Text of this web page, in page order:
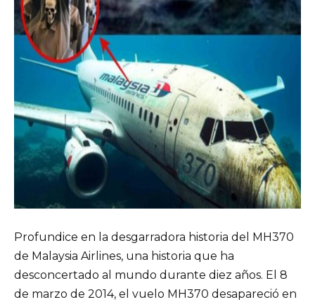
Profundice en la desgarradora historia del MH370
de Malaysia Airlines, una historia que ha
desconcertado al mundo durante diez años. El 8
de marzo de 2014, el vuelo MH370 desapareció en